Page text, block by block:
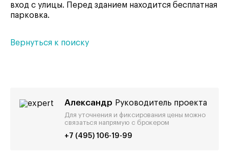
вход с улицы. Перед зданием находится бесплатная
парковка.
Вернуться к поиску
Александр Руководитель проекта
Для уточнения и фиксирования цены можно
связаться напрямую с брокером
+7 (495) 106-19-99